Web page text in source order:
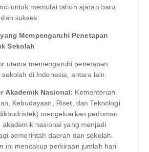
untuk memulai tahun ajaran baru
sukses.
Mempengaruhi Penetapan
Sekolah
utama memengaruhi penetapan
di Indonesia, antara lain:
Akademik Nasional: Kementerian
Kebudayaan, Riset, dan Teknologi
mengeluarkan pedoman
akademik nasional yang menjadi
pemerintah daerah dan sekolah.
ini mencakup perkiraan jumlah hari